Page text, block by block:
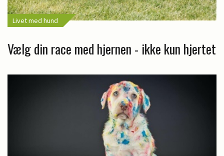
Livet med hund
Vælg din race med hjernen - ikke kun hjertet